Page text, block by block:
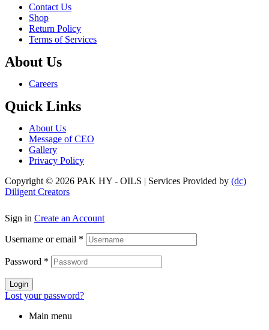
Menu
Contact Us
Shop
Return Policy
Terms of Services
About Us
Menu Careers
Quick Links
Menu
About Us
Message of CEO
Gallery
Privacy Policy
Copyright © 2026 PAK HY - OILS | Services Provided by (dc)
Diligent Creators
Sign in Create an Account
Username or email *
Password *
Login
Lost your password?
Main menu